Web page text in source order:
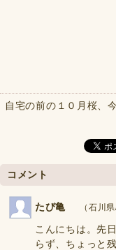
自宅の前の１０月桜、
コメント
たび亀 （石川
こんにちは。先
らず、ちょっと